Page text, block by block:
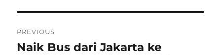
navigation
PREVIOUS
Previous
Naik Bus dari Jakarta ke